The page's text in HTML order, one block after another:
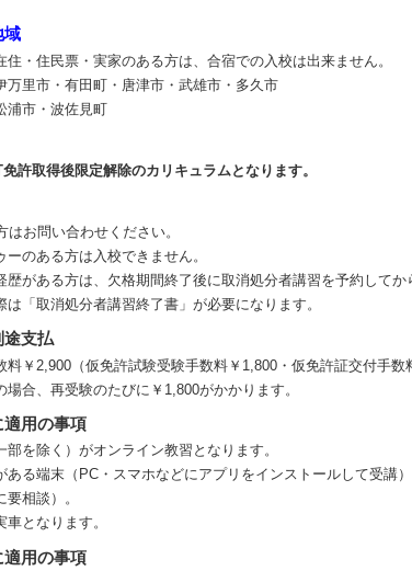
域
住・住民票・実家のある方は、合宿での入校は出来ません。
万里市・有田町・唐津市・武雄市・多久市
浦市・波佐見町
許取得後限定解除のカリキュラムとなります。
はお問い合わせください。
ーのある方は入校できません。
歴がある方は、欠格期間終了後に取消処分者講習を予約してか
「取消処分者講習終了書」が必要になります。
途支払
料￥2,900（仮免許試験受験手数料￥1,800・仮免許証交付手
場合、再受験のたびに￥1,800がかかります。
用の事項
部を除く）がオンライン教習となります。
ある端末（PC・スマホなどにアプリをインストールして受講
相談）。
となります。
用の事項